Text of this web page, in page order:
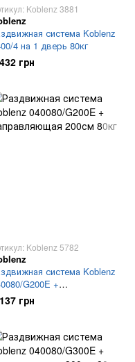
Koblenz 3881
система Koblenz
4 на 1 дверь 80кг
грн
Koblenz 5782
система Koblenz
G200E +
200см 80кг
грн